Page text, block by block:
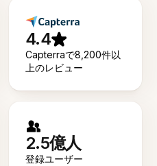
4.4
Capterraで8,200件以
上のレビュー
2.5億人
登録ユーザー